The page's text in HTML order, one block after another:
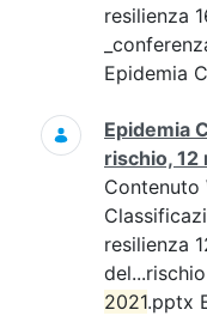
resilienza
Epidemia
Epidemia
rischio, 12
Contenuto
resilienza
2021.pptx